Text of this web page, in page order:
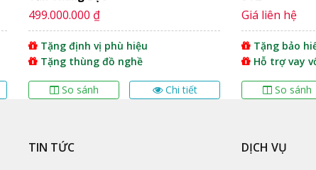
499.000.000 ₫
Tặng định vị phù hiệu
Tặng thùng đồ nghề
So sánh Chi tiết
Giá liên hệ
Tặng bảo
Hỗ trợ vay
So sánh
TIN TỨC DỊCH VỤ